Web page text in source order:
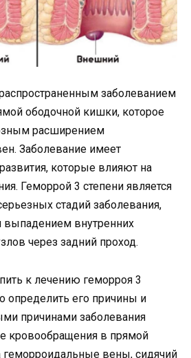
заболеванием
ободочной кишки, которое
расширением
Заболевание имеет
которые влияют на
Геморрой 3 степени является
стадий заболевания,
выпадением внутренних
через задний проход.
к лечению геморроя 3
определить его причины и
причинами заболевания
кровообращения в прямой
вены, сидячий